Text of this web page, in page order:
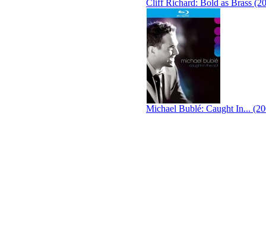
Cliff Richard: Bold as Brass
Michael Bublé: Caught In...